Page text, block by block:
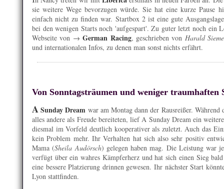
sie weitere Wege bevorzugen würde. Sie hat eine kurze Pause
einfach nicht zu finden war. Startbox 2 ist eine gute
bei den wenigen Starts noch 'aufgespart'. Zu guter letzt noch
Webseite von →German Racing, geschrieben von Harald
und internationalen Infos, zu denen man sonst nichts erfährt.
Von Sonntagsträumen und weniger traumhaften
ASunday Dream war am Montag dann der Rausreißer.
alles andere als Freude bereiteten, lief A Sunday Dream ein
diesmal im Vorfeld deutlich kooperativer als zuletzt. Auch das
kein Problem mehr. Ihr Verhalten hat sich also sehr positiv
Mama (Sheila Audörsch) gelegen haben mag. Die Leistung war
verfügt über ein wahres Kämpferherz und hat sich einen Sieg
eine bessere Platzierung drinnen gewesen. Ihr nächster Start
Lyon stattfinden.